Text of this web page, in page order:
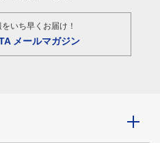
いち早くお届け！
メールマガジン